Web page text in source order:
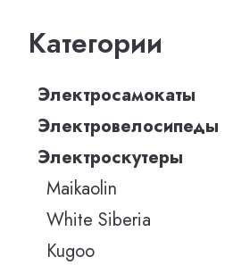
Категории
Электросамокаты
Электровелосипеды
Электроскутеры
Maikaolin
White Siberia
Kugoo